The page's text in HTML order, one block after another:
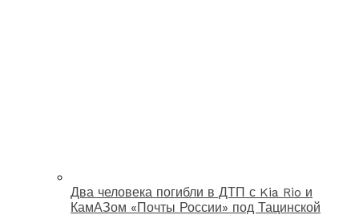
Два человека погибли в ДТП с Kia Rio и
КамАЗом «Почты России» под Тацинской